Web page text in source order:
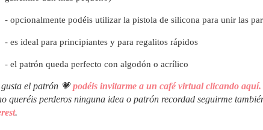
- opcionalmente podéis utilizar la pistola de silicona para unir las
- es ideal para principiantes y para regalitos rápidos
- el patrón queda perfecto con algodón o acrílico
gusta el patrón 💗podéis invitarme a un café virtual clicando aquí.
queréis perderos ninguna idea o patrón recordad seguirme
.